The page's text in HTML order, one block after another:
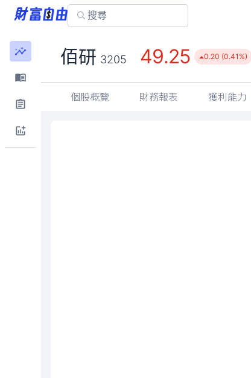
佰研 3205 49.25 0.20 (0.41%)
個股概覽 財務報表 獲利能力